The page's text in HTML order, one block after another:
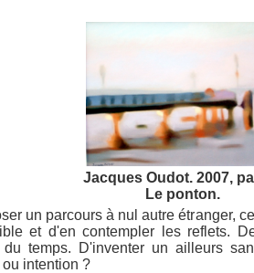
Jacques Oudot. 2007,
Le ponton.
un parcours à nul autre étranger,
et d'en contempler les reflets.
du temps. D'inventer un ailleurs
ou intention ?